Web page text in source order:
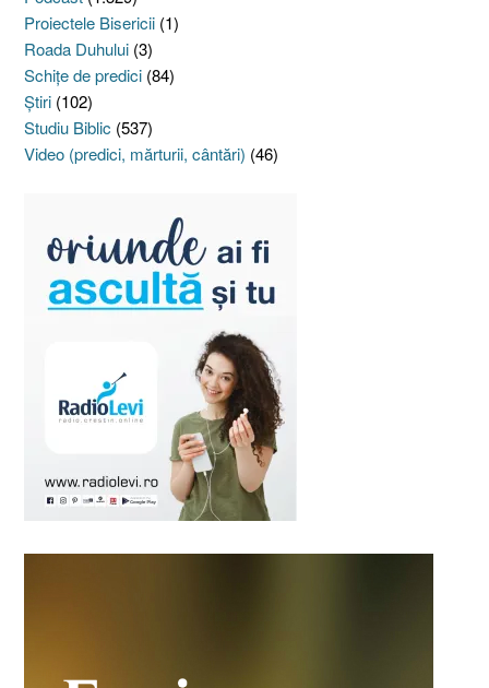
Proiectele Bisericii (1)
Roada Duhului (3)
Schiţe de predici (84)
Ştiri (102)
Studiu Biblic (537)
Video (predici, mărturii, cântări) (46)